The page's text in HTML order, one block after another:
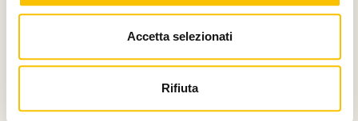
Accetta selezionati
Rifiuta
Con il patrocinio di